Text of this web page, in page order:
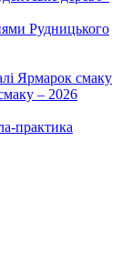
Рудницького
Ярмарок смаку
– 2026
практика